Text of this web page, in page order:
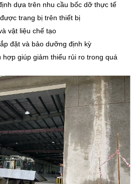
dựa trên nhu cầu bốc dỡ thực tế
trang bị trên thiết bị
vật liệu chế tạo
đặt và bảo dưỡng định kỳ
hợp giúp giảm thiểu rủi ro trong quá